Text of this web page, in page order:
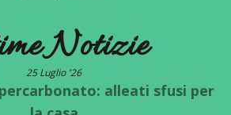
Notizie
25 Luglio '26
alleati sfusi per